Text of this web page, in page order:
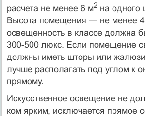
расчета не менее 6 м2на одного
Высота помещения — не менее
освещен­ность в классе должна
300-500 люкс. Если помещение
должны иметь што­ры или
лучше располагать под уг­лом к
прямому.
Искусственное освещение не
ком ярким, исключается прямое